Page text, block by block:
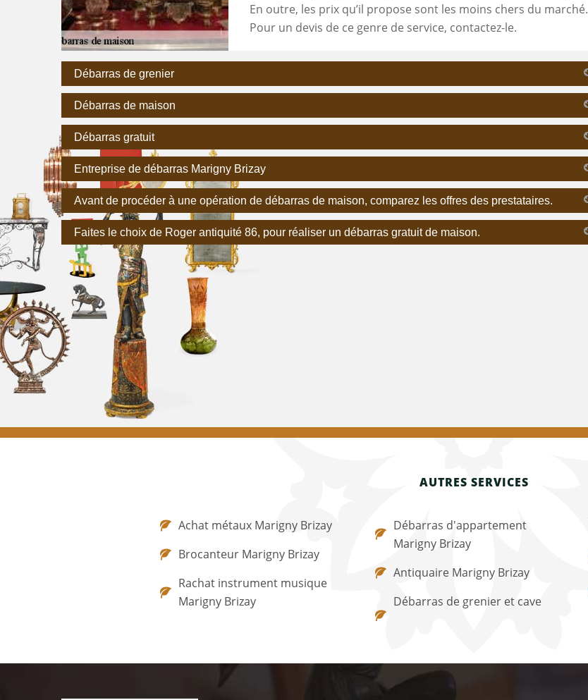
En outre, les prix qu’il propose sont les moins chers du marché.
Pour un devis de ce genre de service, contactez-le.
Débarras de grenier
Débarras de maison
Débarras gratuit
Entreprise de débarras Marigny Brizay
Avant de procéder à une opération de débarras de maison, comparez les offres des prestataires.
Faites le choix de Roger antiquité 86, pour réaliser un débarras gratuit de maison.
AUTRES SERVICES
Achat métaux Marigny Brizay
Brocanteur Marigny Brizay
Rachat instrument musique
Marigny Brizay
Débarras d'appartement
Marigny Brizay
Antiquaire Marigny Brizay
Débarras de grenier et cave